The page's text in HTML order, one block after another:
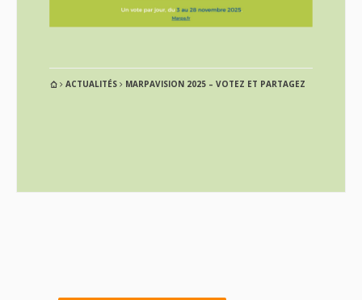
ACTUALITÉS MARPAVISION 2025 – VOTEZ ET PARTAGEZ